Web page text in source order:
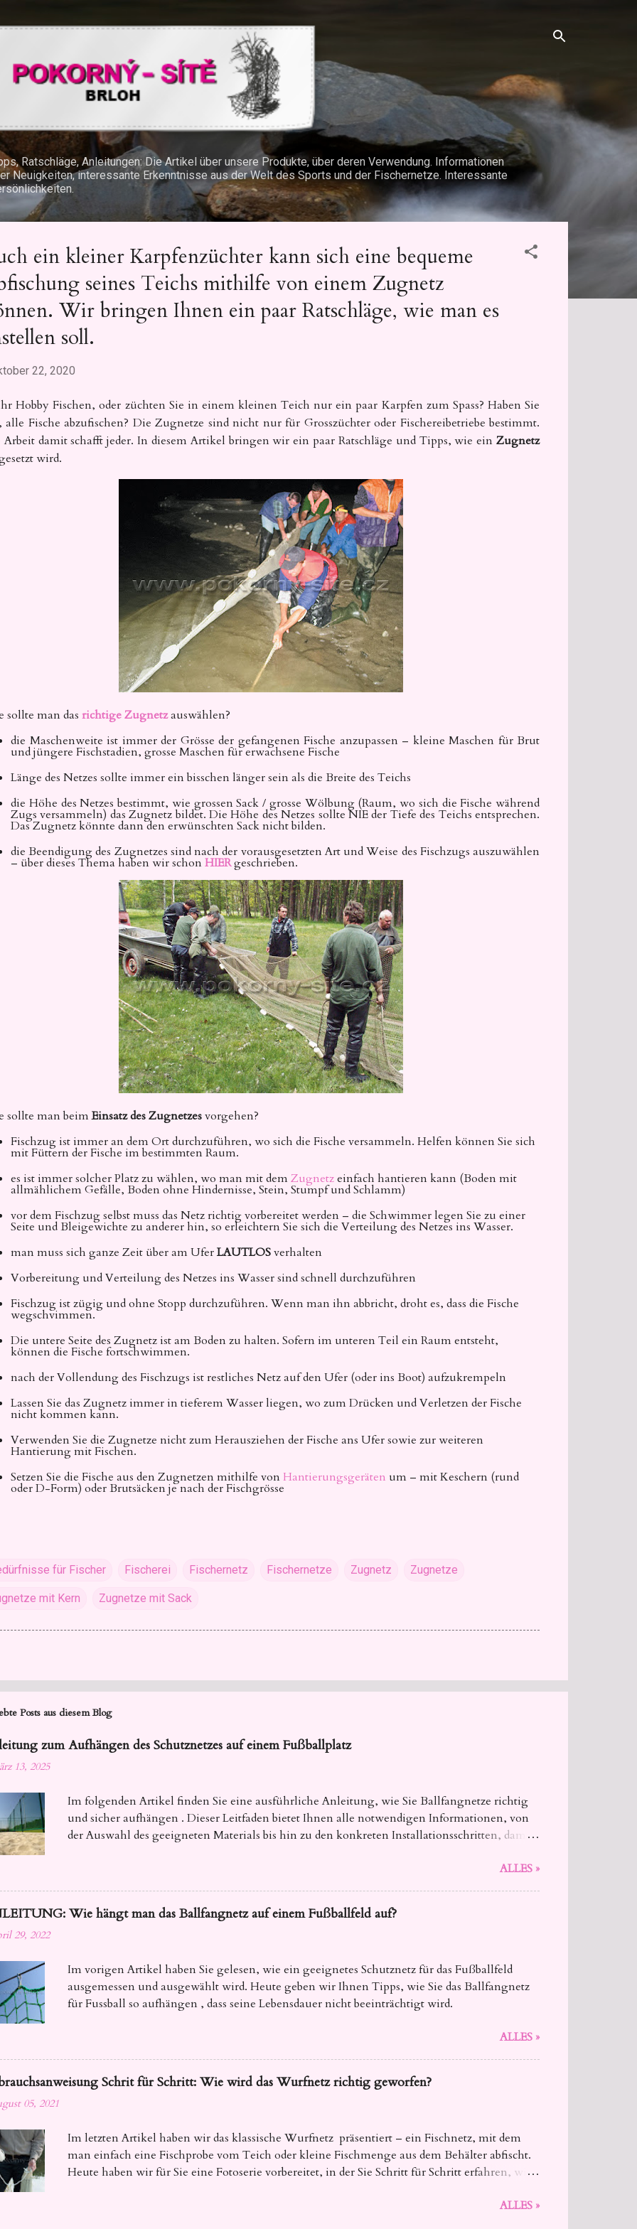
Ratschläge, Anleitungen: Die Artikel über unsere Produkte, über deren Verwendung. Informationen
Neuigkeiten, interessante Erkenntnisse aus der Welt des Sports und der Fischernetze. Interessante
ein kleiner Karpfenzüchter kann sich eine bequeme
seines Teichs mithilfe von einem Zugnetz
Wir bringen Ihnen ein paar Ratschläge, wie man es
soll.
22, 2020
Hobby Fischen, oder züchten Sie in einem kleinen Teich nur ein paar Karpfen zum Spass? Haben Sie
alle Fische abzufischen? Die Zugnetze sind nicht nur für Grosszüchter oder Fischereibetriebe bestimmt.
Arbeit damit schafft jeder. In diesem Artikel bringen wir ein paar Ratschläge und Tipps, wie ein Zugnetz
wird.
sollte man das richtige Zugnetzauswählen?
die Maschenweite ist immer der Grösse der gefangenen Fische anzupassen – kleine Maschen für Brut
und jüngere Fischstadien, grosse Maschen für erwachsene Fische
Länge des Netzes sollte immer ein bisschen länger sein als die Breite des Teichs
die Höhe des Netzes bestimmt, wie grossen Sack / grosse Wölbung (Raum, wo sich die Fische während
Zugs versammeln) das Zugnetz bildet. Die Höhe des Netzes sollte NIE der Tiefe des Teichs entsprechen.
Das Zugnetz könnte dann den erwünschten Sack nicht bilden.
die Beendigung des Zugnetzes sind nach der vorausgesetzten Art und Weise des Fischzugs auszuwählen
– über dieses Thema haben wir schonHIERgeschrieben.
sollte man beimEinsatz des Zugnetzesvorgehen?
Fischzug ist immer an dem Ort durchzuführen, wo sich die Fische versammeln. Helfen können Sie sich
mit Füttern der Fische im bestimmten Raum.
es ist immer solcher Platz zu wählen, wo man mit demZugnetzeinfach hantieren kann (Boden mit
allmählichem Gefälle, Boden ohne Hindernisse, Stein, Stumpf und Schlamm)
vor dem Fischzug selbst muss das Netz richtig vorbereitet werden – die Schwimmer legen Sie zu einer
Seite und Bleigewichte zu anderer hin, so erleichtern Sie sich die Verteilung des Netzes ins Wasser.
man muss sich ganze Zeit über am UferLAUTLOSverhalten
Vorbereitung und Verteilung des Netzes ins Wasser sind schnell durchzuführen
Fischzug ist zügig und ohne Stopp durchzuführen. Wenn man ihn abbricht, droht es, dass die Fische
wegschvimmen.
Die untere Seite des Zugnetz ist am Boden zu halten. Sofern im unteren Teil ein Raum entsteht,
können die Fische fortschwimmen.
nach der Vollendung des Fischzugs ist restliches Netz auf den Ufer (oder ins Boot) aufzukrempeln
Lassen Sie das Zugnetz immer in tieferem Wasser liegen, wo zum Drücken und Verletzen der Fische
nicht kommen kann.
Verwenden Sie die Zugnetze nicht zum Herausziehen der Fische ans Ufer sowie zur weiteren
Hantierung mit Fischen.
Setzen Sie die Fische aus den Zugnetzen mithilfe vonHantierungsgeräten um – mit Keschern (rund
oder D-Form) oder Brutsäcken je nach der Fischgrösse
für Fischer Fischerei Fischernetz Fischernetze Zugnetz Zugnetze
mit Kern Zugnetze mit Sack
Posts aus diesem Blog
zum Aufhängen des Schutznetzes auf einem Fußballplatz
13, 2025
Im folgenden Artikel finden Sie eine ausführliche Anleitung, wie Sie Ballfangnetze richtig
und sicher aufhängen . Dieser Leitfaden bietet Ihnen alle notwendigen Informationen, von
der Auswahl des geeigneten Materials bis hin zu den konkreten Installationsschritten, damit
ALLES »
Wie hängt man das Ballfangnetz auf einem Fußballfeld auf?
29, 2022
Im vorigen Artikel haben Sie gelesen, wie ein geeignetes Schutznetz für das Fußballfeld
ausgemessen und ausgewählt wird. Heute geben wir Ihnen Tipps, wie Sie das Ballfangnetz
für Fussball so aufhängen , dass seine Lebensdauer nicht beeinträchtigt wird.
ALLES »
Schrit für Schritt: Wie wird das Wurfnetz richtig geworfen?
05, 2021
Im letzten Artikel haben wir das klassische Wurfnetz präsentiert – ein Fischnetz, mit dem
man einfach eine Fischprobe vom Teich oder kleine Fischmenge aus dem Behälter abfischt.
Heute haben wir für Sie eine Fotoserie vorbereitet, in der Sie Schritt für Schritt erfahren, wie
ALLES »